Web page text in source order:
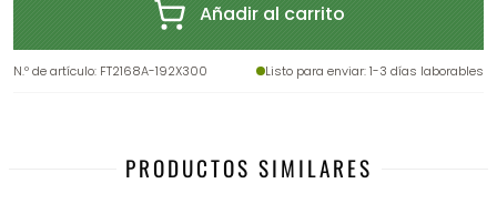
Añadir al carrito
N.º de artículo: FT2168A-192X300 Listo para enviar: 1-3 días laborables
PRODUCTOS SIMILARES